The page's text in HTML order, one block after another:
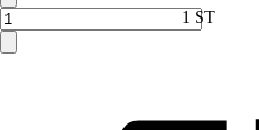
1 ST